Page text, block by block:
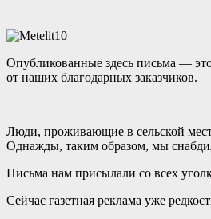
Опубликованные здесь письма —
от наших благодарных заказчиков.
Люди, проживающие в сельской
Однажды, таким образом, мы
Письма нам присылали со всех
Сейчас газетная реклама уже